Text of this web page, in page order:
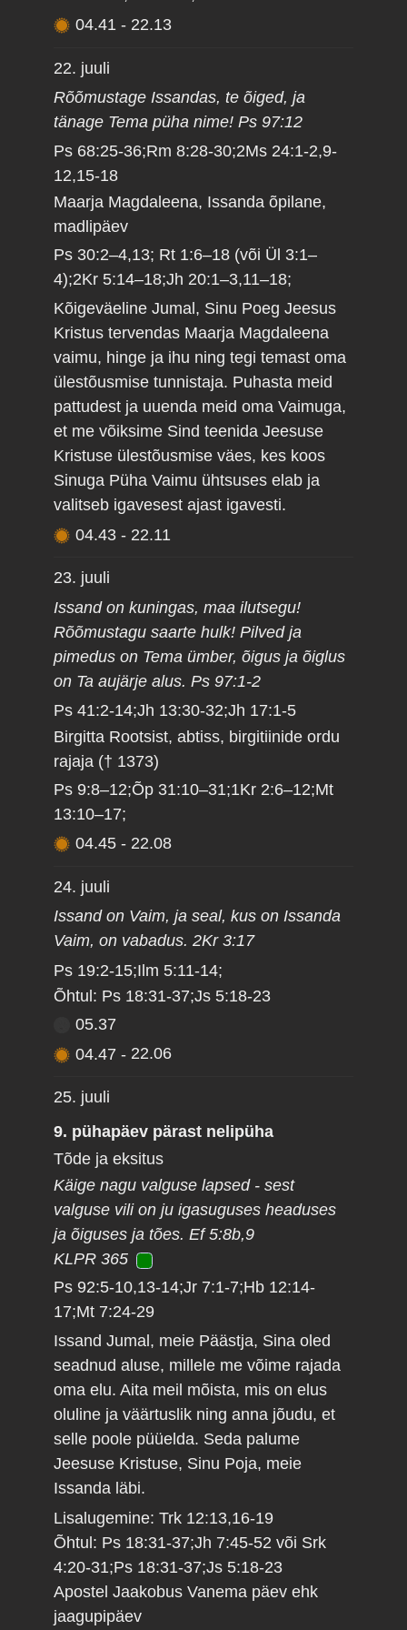
04.41 - 22.13
22. juuli
Rõõmustage Issandas, te õiged, ja
tänage Tema püha nime! Ps 97:12
Ps 68:25-36;Rm 8:28-30;2Ms 24:1-2,9-
12,15-18
Maarja Magdaleena, Issanda õpilane,
madlipäev
Ps 30:2–4,13; Rt 1:6–18 (või Ül 3:1–
4);2Kr 5:14–18;Jh 20:1–3,11–18;
Kõigeväeline Jumal, Sinu Poeg Jeesus
Kristus tervendas Maarja Magdaleena
vaimu, hinge ja ihu ning tegi temast oma
ülestõusmise tunnistaja. Puhasta meid
pattudest ja uuenda meid oma Vaimuga,
et me võiksime Sind teenida Jeesuse
Kristuse ülestõusmise väes, kes koos
Sinuga Püha Vaimu ühtsuses elab ja
valitseb igavesest ajast igavesti.
04.43 - 22.11
23. juuli
Issand on kuningas, maa ilutsegu!
Rõõmustagu saarte hulk! Pilved ja
pimedus on Tema ümber, õigus ja õiglus
on Ta aujärje alus. Ps 97:1-2
Ps 41:2-14;Jh 13:30-32;Jh 17:1-5
Birgitta Rootsist, abtiss, birgitiinide ordu
rajaja († 1373)
Ps 9:8–12;Õp 31:10–31;1Kr 2:6–12;Mt
13:10–17;
04.45 - 22.08
24. juuli
Issand on Vaim, ja seal, kus on Issanda
Vaim, on vabadus. 2Kr 3:17
Ps 19:2-15;Ilm 5:11-14;
Õhtul: Ps 18:31-37;Js 5:18-23
05.37
04.47 - 22.06
25. juuli
9. pühapäev pärast nelipüha
Tõde ja eksitus
Käige nagu valguse lapsed - sest
valguse vili on ju igasuguses headuses
ja õiguses ja tões. Ef 5:8b,9
KLPR 365
Ps 92:5-10,13-14;Jr 7:1-7;Hb 12:14-
17;Mt 7:24-29
Issand Jumal, meie Päästja, Sina oled
seadnud aluse, millele me võime rajada
oma elu. Aita meil mõista, mis on elus
oluline ja väärtuslik ning anna jõudu, et
selle poole püüelda. Seda palume
Jeesuse Kristuse, Sinu Poja, meie
Issanda läbi.
Lisalugemine: Trk 12:13,16-19
Õhtul: Ps 18:31-37;Jh 7:45-52 või Srk
4:20-31;Ps 18:31-37;Js 5:18-23
Apostel Jaakobus Vanema päev ehk
jaagupipäev